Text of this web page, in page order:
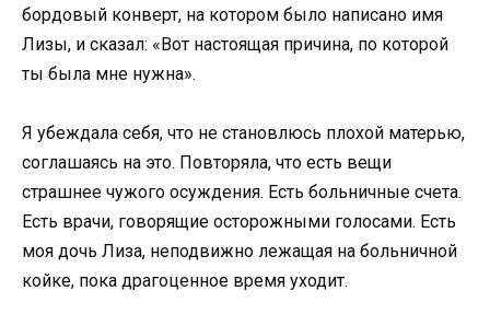
бордовый конверт, на котором было написано имя
Лизы, и сказал: «Вот настоящая причина, по которой
ты была мне нужна».
Я убеждала себя, что не становлюсь плохой матерью,
соглашаясь на это. Повторяла, что есть вещи
страшнее чужого осуждения. Есть больничные счета.
Есть врачи, говорящие осторожными голосами. Есть
моя дочь Лиза, неподвижно лежащая на больничной
койке, пока драгоценное время уходит.